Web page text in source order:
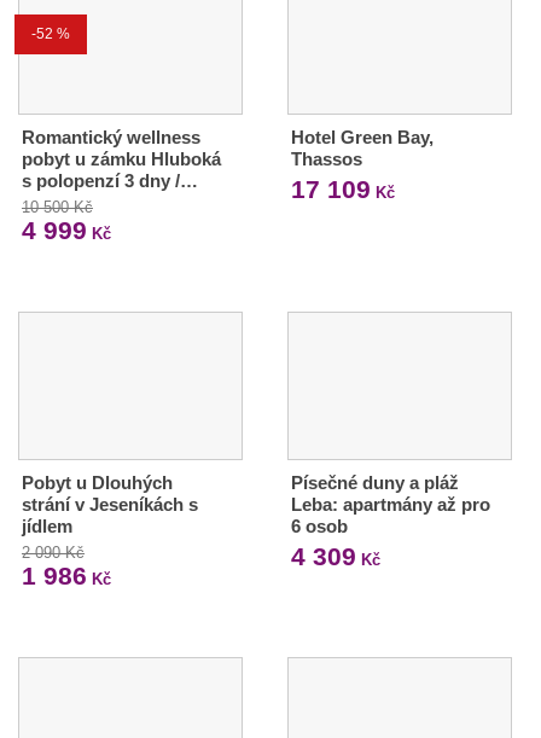
-52 %
Romantický wellness
pobyt u zámku Hluboká
s polopenzí 3 dny /…
10 500 Kč
4 999 Kč
Hotel Green Bay,
Thassos
17 109 Kč
Pobyt u Dlouhých
strání v Jeseníkách s
jídlem
2 090 Kč
1 986 Kč
Písečné duny a pláž
Leba: apartmány až pro
6 osob
4 309 Kč